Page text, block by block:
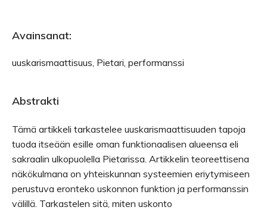
Avainsanat:
uuskarismaattisuus, Pietari, performanssi
Abstrakti
Tämä artikkeli tarkastelee uuskarismaattisuuden tapoja
tuoda itseään esille oman funktionaalisen alueensa eli
sakraalin ulkopuolella Pietarissa. Artikkelin teoreettisena
näkökulmana on yhteiskunnan systeemien eriytymiseen
perustuva eronteko uskonnon funktion ja performanssin
välillä. Tarkastelen sitä, miten uskonto